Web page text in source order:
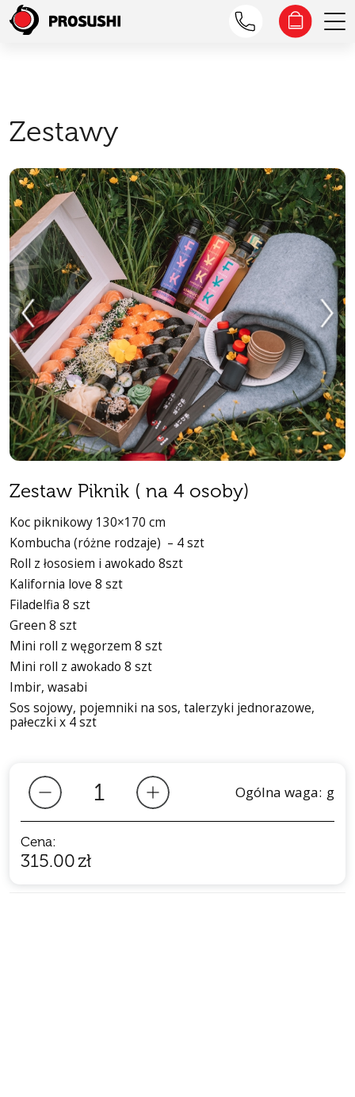
Zestawy
Zestaw Piknik ( na 4 osoby)
Koc piknikowy 130×170 cm
Kombucha (różne rodzaje) – 4 szt
Roll z łososiem i awokado 8szt
Kalifornia love 8 szt
Filadelfia 8 szt
Green 8 szt
Mini roll z węgorzem 8 szt
Mini roll z awokado 8 szt
Imbir, wasabi
Sos sojowy, pojemniki na sos, talerzyki jednorazowe,
pałeczki x 4 szt
Ogólna waga: g
Cena:
315.00zł